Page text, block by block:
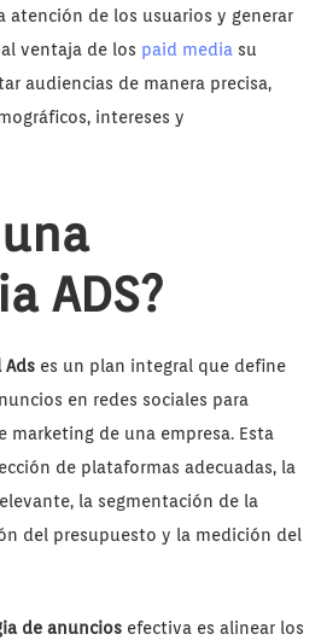
atención de los usuarios y generar
ventaja de los paid media su
audiencias de manera precisa,
intereses y
ADS?
Ads es un plan integral que define
en redes sociales para
marketing de una empresa. Esta
de plataformas adecuadas, la
la segmentación de la
del presupuesto y la medición del
de anuncios efectiva es alinear los